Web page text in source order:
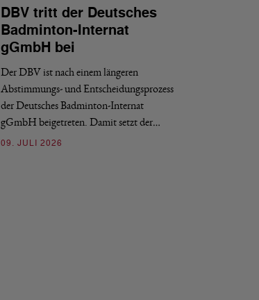
DBV tritt der Deutsches
Badminton-Internat
gGmbH bei
Der DBV ist nach einem längeren
Abstimmungs- und Entscheidungsprozess
der Deutsches Badminton-Internat
gGmbH beigetreten. Damit setzt der…
09. JULI 2026